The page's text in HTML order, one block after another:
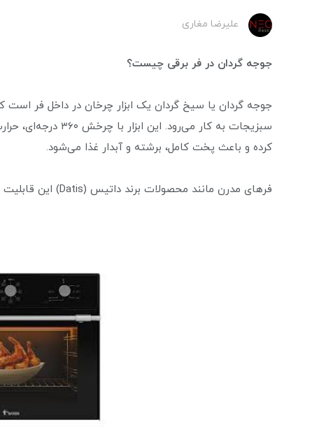
علیرضا مغاری
جوجه گردان در فر برقی چیست؟
جوجه گردان یا سیخ گردان یک ابزار چرخان در داخل فر
سبزیجات به کار
کرده و باعث پخت کامل، برشته و آبدار غذا می‌شود.
فرهای مدرن مانند محصولات برند داتیس (Datis) این قابلیت را با طراحی بهینه و مصرف انرژی پایین ارائه می‌دهند.